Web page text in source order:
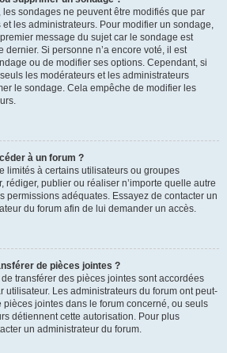
sondages ne peuvent être modifiés que par
et les administrateurs. Pour modifier un sondage,
message du sujet car le sondage est
Si personne n’a encore voté, il est
ou de modifier ses options. Cependant, si
les modérateurs et les administrateurs
le sondage. Cela empêche de modifier les
à un forum ?
limités à certains utilisateurs ou groupes
rédiger, publier ou réaliser n’importe quelle autre
permissions adéquates. Essayez de contacter un
du forum afin de lui demander un accès.
de pièces jointes ?
transférer des pièces jointes sont accordées
utilisateur. Les administrateurs du forum ont peut-
pièces jointes dans le forum concerné, ou seuls
détiennent cette autorisation. Pour plus
un administrateur du forum.